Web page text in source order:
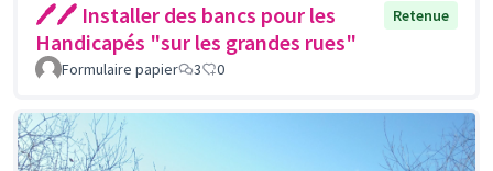
🖊🖊 Installer des bancs pour les
Handicapés "sur les grandes rues"
Retenue
Formulaire papier 3 0